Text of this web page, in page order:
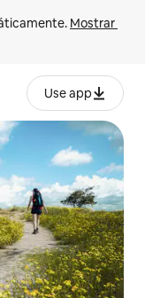
Mostrar
Use app